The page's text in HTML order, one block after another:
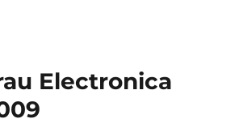
Electronica